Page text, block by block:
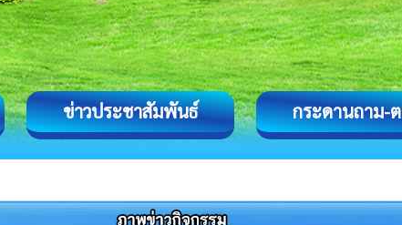
ข่าวประชาสัมพันธ์ กระดานถาม-